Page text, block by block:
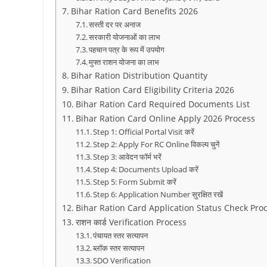
Bihar Ration Card Benefits 2026
सस्ती दर पर अनाज
सरकारी योजनाओं का लाभ
पहचान पत्र के रूप में उपयोग
मुफ्त राशन योजना का लाभ
Bihar Ration Distribution Quantity
Bihar Ration Card Eligibility Criteria 2026
Bihar Ration Card Required Documents List
Bihar Ration Card Online Apply 2026 Process
Step 1: Official Portal Visit करें
Step 2: Apply For RC Online विकल्प चुनें
Step 3: आवेदन फॉर्म भरें
Step 4: Documents Upload करें
Step 5: Form Submit करें
Step 6: Application Number सुरक्षित रखें
Bihar Ration Card Application Status Check
राशन कार्ड Verification Process
पंचायत स्तर सत्यापन
ब्लॉक स्तर सत्यापन
SDO Verification